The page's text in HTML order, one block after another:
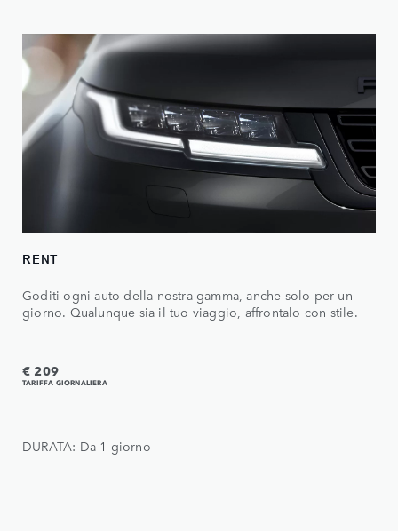
RENT
Goditi ogni auto della nostra gamma, anche solo per un
giorno. Qualunque sia il tuo viaggio, affrontalo con stile.
€ 209
TARIFFA GIORNALIERA
DURATA: Da 1 giorno